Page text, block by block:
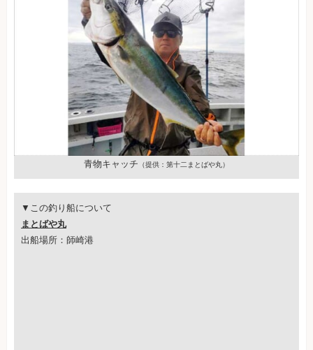
青物キャッチ （提供：第十二まとばや丸）
▼この釣り船について
まとばや丸
出船場所：師崎港